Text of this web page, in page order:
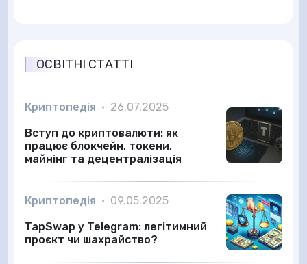
ОСВІТНІ СТАТТІ
Криптопедія • 26.07.2025
Вступ до криптовалюти: як
працює блокчейн, токени,
майнінг та децентралізація
Криптопедія • 09.05.2025
TapSwap у Telegram: легітимний
проєкт чи шахрайство?